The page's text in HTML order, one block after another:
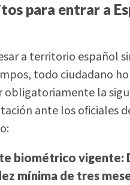
para entrar a
a territorio español
todo ciudadano
obligatoriamente la
ante los oficiales
biométrico vigente:
mínima de tres